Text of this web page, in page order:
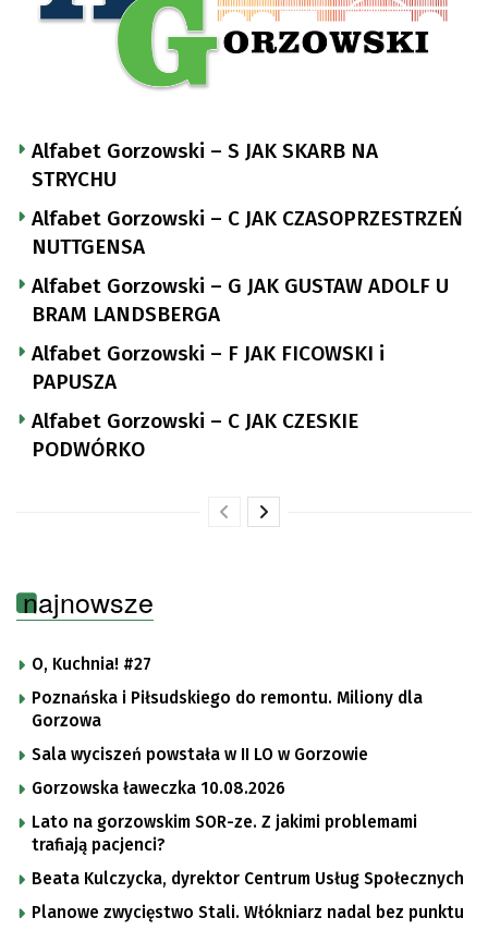
Alfabet Gorzowski – S JAK SKARB NA
STRYCHU
Alfabet Gorzowski – C JAK CZASOPRZESTRZEŃ
NUTTGENSA
Alfabet Gorzowski – G JAK GUSTAW ADOLF U
BRAM LANDSBERGA
Alfabet Gorzowski – F JAK FICOWSKI i
PAPUSZA
Alfabet Gorzowski – C JAK CZESKIE
PODWÓRKO
najnowsze
O, Kuchnia! #27
Poznańska i Piłsudskiego do remontu. Miliony dla
Gorzowa
Sala wyciszeń powstała w II LO w Gorzowie
Gorzowska ławeczka 10.08.2026
Lato na gorzowskim SOR-ze. Z jakimi problemami
trafiają pacjenci?
Beata Kulczycka, dyrektor Centrum Usług Społecznych
Planowe zwycięstwo Stali. Włókniarz nadal bez punktu